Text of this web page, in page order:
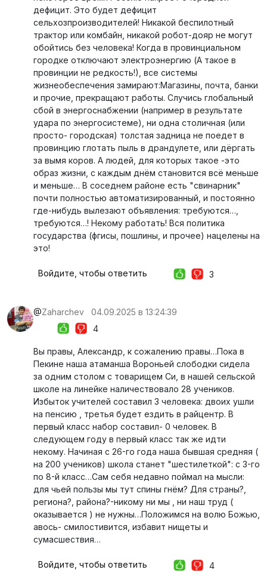
дефицит. Это будет дефицит
сельхозпроизводителей! Никакой беспилотный
трактор или комбайн, никакой робот-дояр не могут
обойтись без человека! Когда в провинциальном
городке отключают электроэнергию (А такое в
провинции не редкость!), все системы
жизнеобеспечения замирают:Магазины, почта, банки
и прочие, прекращают работы. Случись глобальный
сбой в энергоснабжении (например в результате
удара по энергосистеме), ни одна столичная (или
просто- городская) толстая задница не поедет в
провинцию глотать пыль в драндулете, или дёргать
за вымя коров. А людей, для которых такое -это
образ жизни, с каждым днём становится всё меньше
и меньше… В соседнем районе есть "свинарник"
почти полностью автоматизированный, и постоянно
где-нибудь вылезают объявления: требуются…,
требуются…! Некому работать! Вся политика
государства (фгисы, пошлины, и прочее) нацелены на
это!
Войдите, чтобы ответить 3
@Zaharchev
04.09.2025 в 13:24:39
4
Вы правы, Александр, к сожалению правы…Пока в
Пекине наша атаманша Вороньей слободки сидела
за одним столом с товарищем Си, в нашей сельской
школе на линейке наличествовало 28 учеников.
Избыток учителей составил 3 человека: двоих ушли
на пенсию , третья будет ездить в райцентр. В
первый класс набор составил- 0 человек. В
следующем году в первый класс так же идти
некому. Начиная с 26-го года наша бывшая средняя (
на 200 учеников) школа станет "шестилеткой": с 3-го
по 8-й класс…Сам себя недавно поймал на мысли:
для чьей пользы мы тут спины гнём? Для страны?,
региона?, района?-никому ни мы , ни наш труд (
оказывается ) не нужны…Положимся на волю Божью,
авось- смилостивится, избавит нищеты и
сумасшествия…
Войдите, чтобы ответить 4